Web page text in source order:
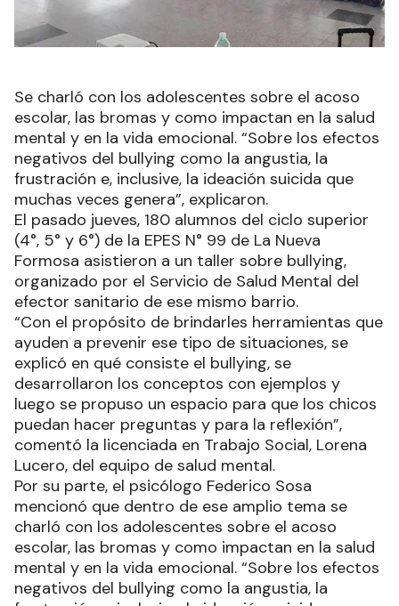
Se charló con los adolescentes sobre el acoso
escolar, las bromas y como impactan en la salud
mental y en la vida emocional. “Sobre los efectos
negativos del bullying como la angustia, la
frustración e, inclusive, la ideación suicida que
muchas veces genera”, explicaron.
El pasado jueves, 180 alumnos del ciclo superior
(4°, 5° y 6°) de la EPES N° 99 de La Nueva
Formosa asistieron a un taller sobre bullying,
organizado por el Servicio de Salud Mental del
efector sanitario de ese mismo barrio.
“Con el propósito de brindarles herramientas que
ayuden a prevenir ese tipo de situaciones, se
explicó en qué consiste el bullying, se
desarrollaron los conceptos con ejemplos y
luego se propuso un espacio para que los chicos
puedan hacer preguntas y para la reflexión”,
comentó la licenciada en Trabajo Social, Lorena
Lucero, del equipo de salud mental.
Por su parte, el psicólogo Federico Sosa
mencionó que dentro de ese amplio tema se
charló con los adolescentes sobre el acoso
escolar, las bromas y como impactan en la salud
mental y en la vida emocional. “Sobre los efectos
negativos del bullying como la angustia, la